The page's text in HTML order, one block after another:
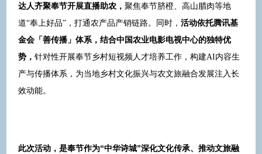
达人齐聚奉节开展直播助农， 聚焦奉节脐橙、高山腊肉等地
道“奉上好品”，打通农产品产销链路。同时， 活动依托腾讯基
金会「善传播」体系，结合中国农业电影电视中心的独特优
势， 针对性开展奉节乡村短视频人才培养工作，构建AI内容生
产与传播体系，为当地乡村文化振兴与农文旅融合发展注入长
效动能。
此次活动，是奉节作为“中华诗城”深化文化传承、推动文旅融